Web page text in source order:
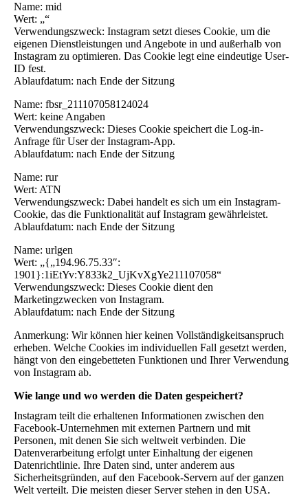
Name: mid
Wert: „“
Verwendungszweck: Instagram setzt dieses Cookie, um die
eigenen Dienstleistungen und Angebote in und außerhalb von
Instagram zu optimieren. Das Cookie legt eine eindeutige User-
ID fest.
Ablaufdatum: nach Ende der Sitzung
Name: fbsr_211107058124024
Wert: keine Angaben
Verwendungszweck: Dieses Cookie speichert die Log-in-
Anfrage für User der Instagram-App.
Ablaufdatum: nach Ende der Sitzung
Name: rur
Wert: ATN
Verwendungszweck: Dabei handelt es sich um ein Instagram-
Cookie, das die Funktionalität auf Instagram gewährleistet.
Ablaufdatum: nach Ende der Sitzung
Name: urlgen
Wert: „{„194.96.75.33″:
1901}:1iEtYv:Y833k2_UjKvXgYe211107058“
Verwendungszweck: Dieses Cookie dient den
Marketingzwecken von Instagram.
Ablaufdatum: nach Ende der Sitzung
Anmerkung: Wir können hier keinen Vollständigkeitsanspruch
erheben. Welche Cookies im individuellen Fall gesetzt werden,
hängt von den eingebetteten Funktionen und Ihrer Verwendung
von Instagram ab.
Wie lange und wo werden die Daten gespeichert?
Instagram teilt die erhaltenen Informationen zwischen den
Facebook-Unternehmen mit externen Partnern und mit
Personen, mit denen Sie sich weltweit verbinden. Die
Datenverarbeitung erfolgt unter Einhaltung der eigenen
Datenrichtlinie. Ihre Daten sind, unter anderem aus
Sicherheitsgründen, auf den Facebook-Servern auf der ganzen
Welt verteilt. Die meisten dieser Server stehen in den USA.